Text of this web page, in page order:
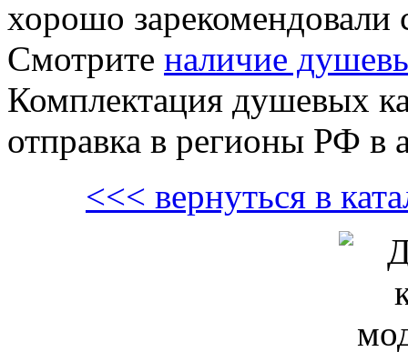
хорошо зарекомендовали
Смотрите наличие
Комплектация душевых
отправка в регионы РФ в
<<< вернуться в